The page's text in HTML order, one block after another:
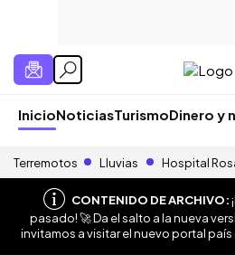
InicioNoticiasTurismoDinero y
Terremotos Lluvias Hospital
CONTENIDO DE ARCHIVO:
pasado! 🚀 Da el salto a la nueva
invitamos a visitar el nuevo portal